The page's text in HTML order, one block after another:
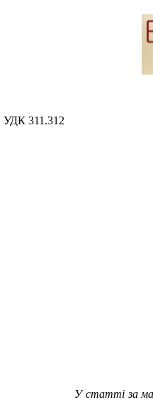
УДК 311.312
У статті за